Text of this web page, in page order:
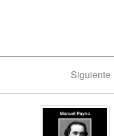
Siguiente